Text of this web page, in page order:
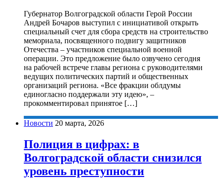
Губернатор Волгоградской области Герой России
Андрей Бочаров выступил с инициативой открыть
специальный счет для сбора средств на строительство
мемориала, посвященного подвигу защитников
Отечества – участников специальной военной
операции. Это предложение было озвучено сегодня
на рабочей встрече главы региона с руководителями
ведущих политических партий и общественных
организаций региона. «Все фракции облдумы
единогласно поддержали эту идею», –
прокомментировал принятое […]
Новости 20 марта, 2026
Полиция в цифрах: в
Волгоградской области снизился
уровень преступности